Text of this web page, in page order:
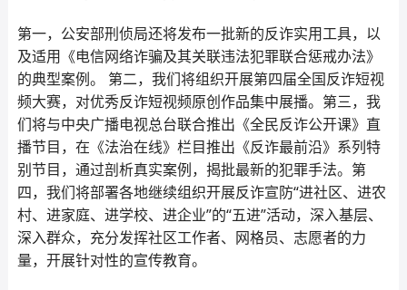
第一，公安部刑侦局还将发布一批新的反诈实用工具，以
及适用《电信网络诈骗及其关联违法犯罪联合惩戒办法》
的典型案例。 第二，我们将组织开展第四届全国反诈短视
频大赛，对优秀反诈短视频原创作品集中展播。第三，我
们将与中央广播电视总台联合推出《全民反诈公开课》直
播节目，在《法治在线》栏目推出《反诈最前沿》系列特
别节目，通过剖析真实案例，揭批最新的犯罪手法。第
四，我们将部署各地继续组织开展反诈宣防“进社区、进农
村、进家庭、进学校、进企业”的“五进”活动，深入基层、
深入群众，充分发挥社区工作者、网格员、志愿者的力
量，开展针对性的宣传教育。